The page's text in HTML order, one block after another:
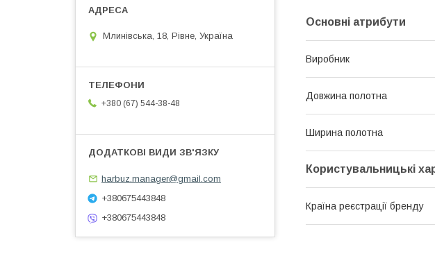
Основні атрибути
Виробник
Довжина полотна
Ширина полотна
Користувальницькі
Країна реєстрації бренду
Млинівська, 18, Рівне, Україна
+380 (67) 544-38-48
harbuz.manager@gmail.com
+380675443848
+380675443848